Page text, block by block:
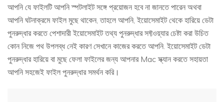
আপনি যে ফাইলটি আপনি স্পটলাইট সঙ্গে প্রয়োজন হবে না জানতে পারেন অথবা
আপনি ঘটনাক্রমে ফাইল মুছে থাকেন, তাহলে আপনি, ইয়োসেমাইট থেকে হারিয়ে ডেটা
পুনরুদ্ধার করতে পেশাদারী ইয়োসেমাইট তথ্য পুনরুদ্ধার সফ্টওয়্যার চেষ্টা করা উচিত
কোন নিজে পথ উপলব্ধ নেই কারণ সেখানে কাজের করতে আপনি. ইয়োসেমাইট ডেটা
পুনরুদ্ধার হারিয়ে বা মুছে ফেলা ফাইলের জন্য আপনার Mac স্ক্যান করতে সহায়তা
আপনি সহজেই ফাইল পুনরুদ্ধার সমর্থন করি।